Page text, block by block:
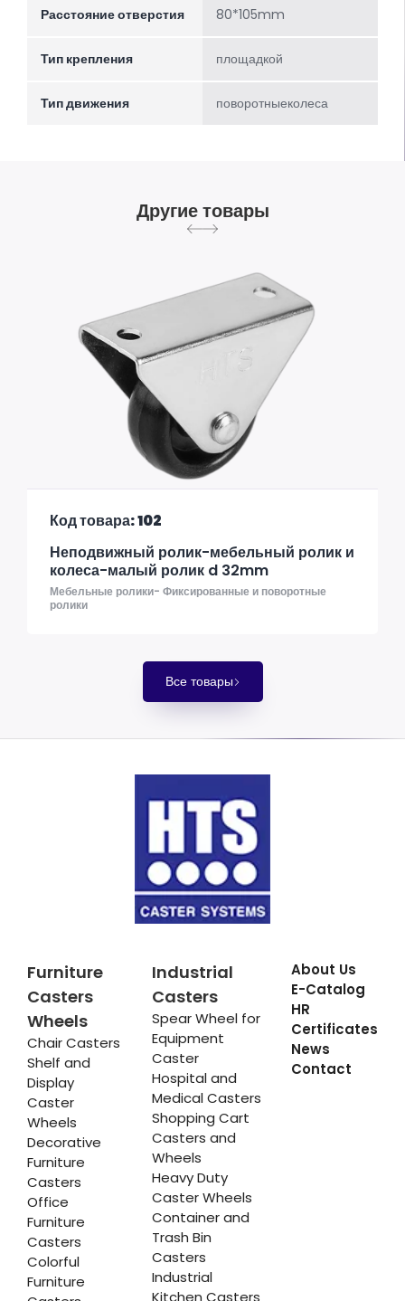
Расстояние отверстия 80*105mm
Тип крепления площадкой
Тип движения поворотныеколеса
Другие товары
Код товара: 102
Неподвижный ролик-мебельный ролик и
колеса-малый ролик d 32mm
Мебельные ролики- Фиксированные и поворотные
ролики
Все товары
Furniture
Casters
Wheels
Chair Casters
Shelf and
Display
Caster
Wheels
Decorative
Furniture
Casters
Office
Furniture
Casters
Colorful
Furniture
Industrial
Casters
Spear Wheel for
Equipment
Caster
Hospital and
Medical Casters
Shopping Cart
Casters and
Wheels
Heavy Duty
Caster Wheels
Container and
Trash Bin
Casters
Industrial
Kitchen Casters
About Us
E-Catalog
HR
Certificates
News
Contact